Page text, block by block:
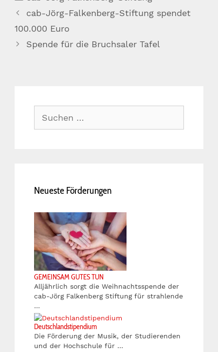
cab-Jörg-Falkenberg-Stiftung spendet
100.000 Euro
Spende für die Bruchsaler Tafel
nach:
Neueste Förderungen
GEMEINSAM GUTES TUN
Alljährlich sorgt die Weihnachtsspende der
cab-Jörg Falkenberg Stiftung für strahlende
…
Deutschlandstipendium
Die Förderung der Musik, der Studierenden
und der Hochschule für …